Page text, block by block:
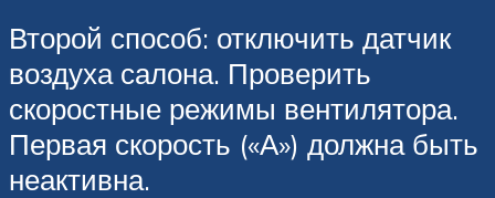
Второй способ: отключить датчик
воздуха салона. Проверить
скоростные режимы вентилятора.
Первая скорость («А») должна быть
неактивна.